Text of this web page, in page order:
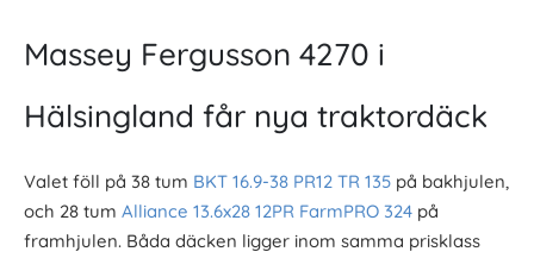
Massey Fergusson 4270 i
Hälsingland får nya traktordäck
Valet föll på 38 tum BKT 16.9-38 PR12 TR 135 på bakhjulen,
och 28 tum Alliance 13.6x28 12PR FarmPRO 324 på
framhjulen. Båda däcken ligger inom samma prisklass